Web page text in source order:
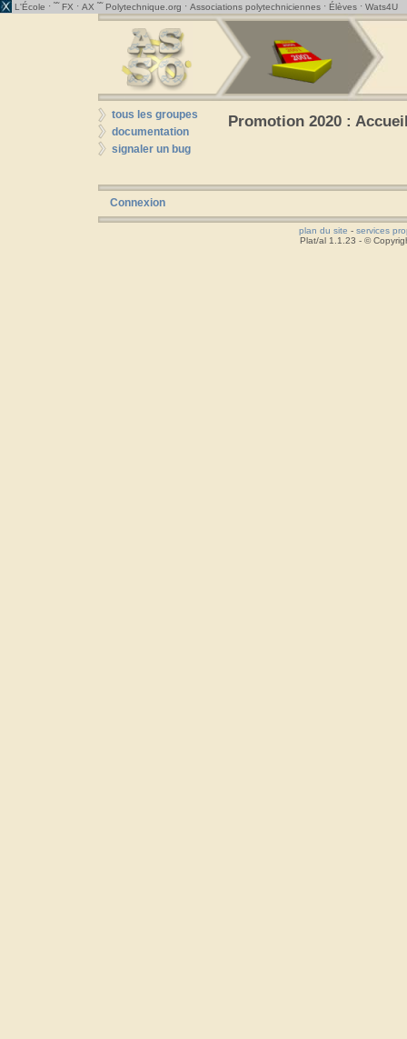
L'École · ˜˜ FX · AX ˜˜ Polytechnique.org · Associations polytechniciennes · Élèves · Wats4U
tous les groupes
documentation
signaler un bug
Promotion 2020 :
Connexion
plan du site - services
Plat/al 1.1.23 - ©